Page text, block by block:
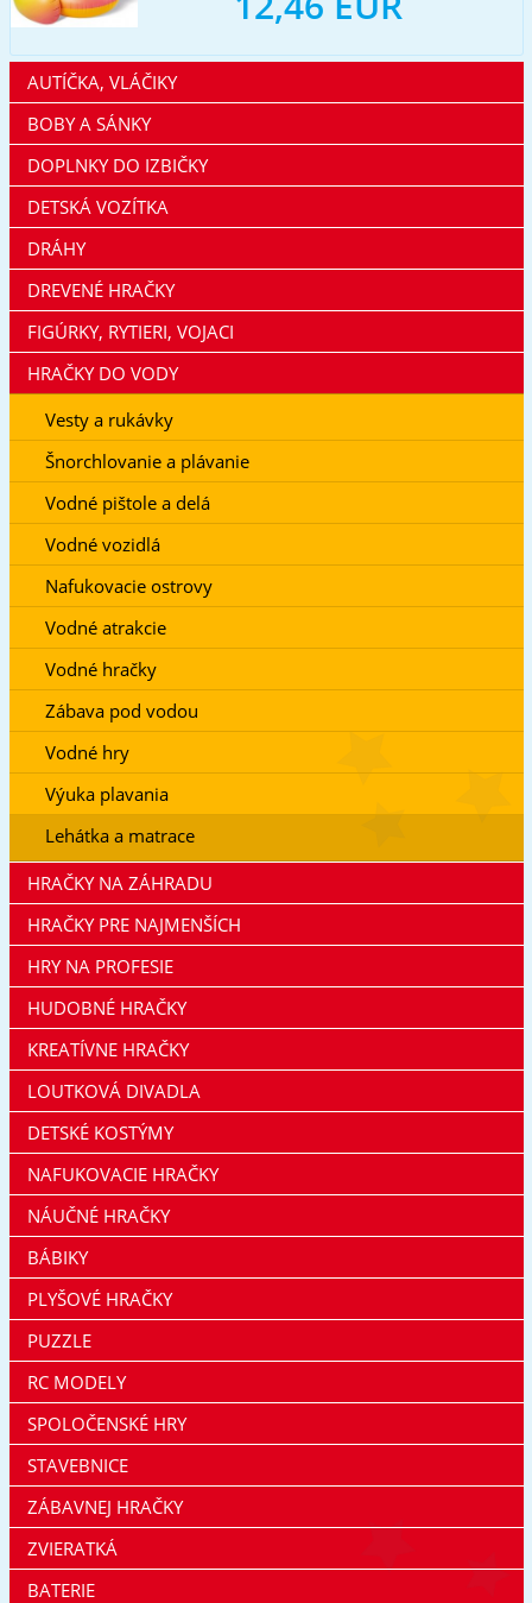
AUTÍČKA, VLÁČIKY
BOBY A SÁNKY
DOPLNKY DO IZBIČKY
DETSKÁ VOZÍTKA
DRÁHY
DREVENÉ HRAČKY
FIGÚRKY, RYTIERI, VOJACI
HRAČKY DO VODY
Vesty a rukávky
Šnorchlovanie a plávanie
Vodné pištole a delá
Vodné vozidlá
Nafukovacie ostrovy
Vodné atrakcie
Vodné hračky
Zábava pod vodou
Vodné hry
Výuka plavania
Lehátka a matrace
HRAČKY NA ZÁHRADU
HRAČKY PRE NAJMENŠÍCH
HRY NA PROFESIE
HUDOBNÉ HRAČKY
KREATÍVNE HRAČKY
LOUTKOVÁ DIVADLA
DETSKÉ KOSTÝMY
NAFUKOVACIE HRAČKY
NÁUČNÉ HRAČKY
BÁBIKY
PLYŠOVÉ HRAČKY
PUZZLE
RC MODELY
SPOLOČENSKÉ HRY
STAVEBNICE
ZÁBAVNEJ HRAČKY
ZVIERATKÁ
BATERIE